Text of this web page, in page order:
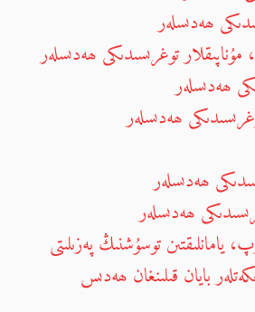
ھەدىسلەر
مۇناپىقلار توغرىسىدىكى ھەدىسلەر
ھەدىسلەر
ھەدىسلەر
ھەدىسلەر
ھەدىسلەر
يامانلىقتىن توسۇشنىڭ پەزىلىتى
بايان قىلىنغان ھەدىس